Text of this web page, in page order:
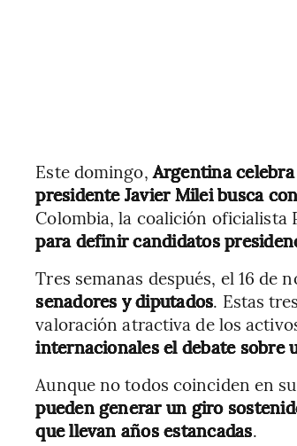
Este domingo,Argentina
presidente Javier Milei busca
Colombia, la coalición oficialista
para definir candidatos
Tres semanas después, el 16 de
senadores y diputados. Estas
valoración atractiva de los
internacionales el debate sobre
Aunque no todos coinciden en
pueden generar un giro
que llevan años estancadas.